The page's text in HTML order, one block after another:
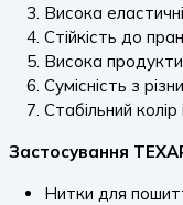
Висока
Стійкість до
Висока
Сумісність з
Стабільний колір
Застосування
Нитки для